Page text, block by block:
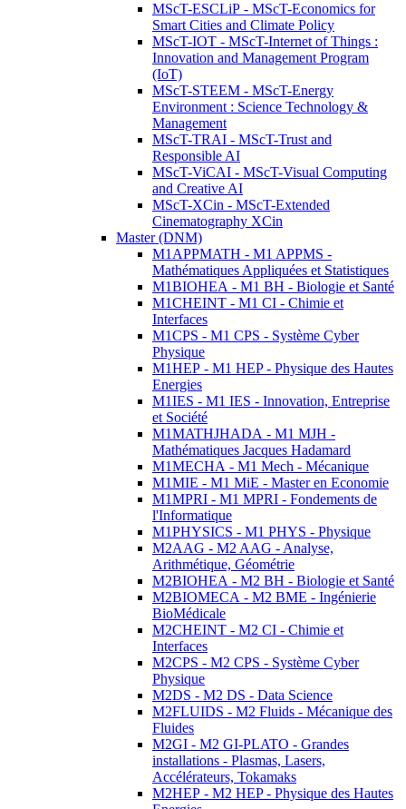
MScT-ESCLiP - MScT-Economics for
Smart Cities and Climate Policy
MScT-IOT - MScT-Internet of Things :
Innovation and Management Program
(IoT)
MScT-STEEM - MScT-Energy
Environment : Science Technology &
Management
MScT-TRAI - MScT-Trust and
Responsible AI
MScT-ViCAI - MScT-Visual Computing
and Creative AI
MScT-XCin - MScT-Extended
Cinematography XCin
Master (DNM)
M1APPMATH - M1 APPMS -
Mathématiques Appliquées et Statistiques
M1BIOHEA - M1 BH - Biologie et Santé
M1CHEINT - M1 CI - Chimie et
Interfaces
M1CPS - M1 CPS - Système Cyber
Physique
M1HEP - M1 HEP - Physique des Hautes
Energies
M1IES - M1 IES - Innovation, Entreprise
et Société
M1MATHJHADA - M1 MJH -
Mathématiques Jacques Hadamard
M1MECHA - M1 Mech - Mécanique
M1MIE - M1 MiE - Master en Economie
M1MPRI - M1 MPRI - Fondements de
l'Informatique
M1PHYSICS - M1 PHYS - Physique
M2AAG - M2 AAG - Analyse,
Arithmétique, Géométrie
M2BIOHEA - M2 BH - Biologie et Santé
M2BIOMECA - M2 BME - Ingénierie
BioMédicale
M2CHEINT - M2 CI - Chimie et
Interfaces
M2CPS - M2 CPS - Système Cyber
Physique
M2DS - M2 DS - Data Science
M2FLUIDS - M2 Fluids - Mécanique des
Fluides
M2GI - M2 GI-PLATO - Grandes
installations - Plasmas, Lasers,
Accélérateurs, Tokamaks
M2HEP - M2 HEP - Physique des Hautes